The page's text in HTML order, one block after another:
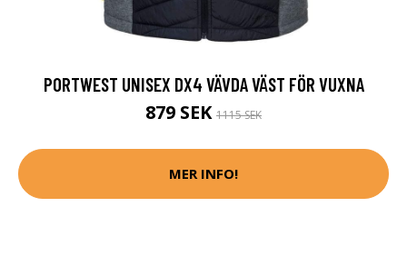
PORTWEST UNISEX DX4 VÄVDA VÄST FÖR VUXNA
879 SEK 1115 SEK
MER INFO!